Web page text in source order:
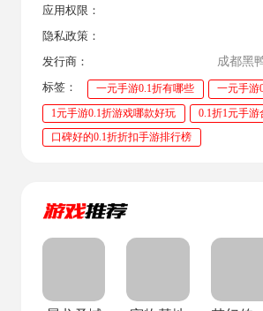
应用权限：
隐私政策：
发行商： 成都黑
标签： 一元手游0.1折有哪些
一元手游
1元手游0.1折游戏哪款好玩
0.1折1元手游
口碑好的0.1折折扣手游排行榜